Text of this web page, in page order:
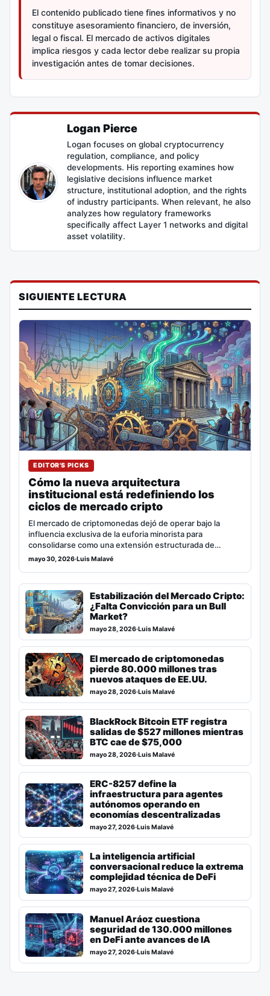
El contenido publicado tiene fines informativos y no
constituye asesoramiento financiero, de inversión,
legal o fiscal. El mercado de activos digitales
implica riesgos y cada lector debe realizar su propia
investigación antes de tomar decisiones.
Logan Pierce
Logan focuses on global cryptocurrency
regulation, compliance, and policy
developments. His reporting examines how
legislative decisions influence market
structure, institutional adoption, and the rights
of industry participants. When relevant, he also
analyzes how regulatory frameworks
specifically affect Layer 1 networks and digital
asset volatility.
SIGUIENTE LECTURA
EDITOR'S PICKS
Cómo la nueva arquitectura
institucional está redefiniendo los
ciclos de mercado cripto
El mercado de criptomonedas dejó de operar bajo la
influencia exclusiva de la euforia minorista para
consolidarse como una extensión estructurada de…
mayo 30, 2026·Luis Malavé
Estabilización del Mercado Cripto:
¿Falta Convicción para un Bull
Market?
mayo 28, 2026·Luis Malavé
El mercado de criptomonedas
pierde 80.000 millones tras
nuevos ataques de EE.UU.
mayo 28, 2026·Luis Malavé
BlackRock Bitcoin ETF registra
salidas de $527 millones mientras
BTC cae de $75,000
mayo 28, 2026·Luis Malavé
ERC-8257 define la
infraestructura para agentes
autónomos operando en
economías descentralizadas
mayo 27, 2026·Luis Malavé
La inteligencia artificial
conversacional reduce la extrema
complejidad técnica de DeFi
mayo 27, 2026·Luis Malavé
Manuel Aráoz cuestiona
seguridad de 130.000 millones
en DeFi ante avances de IA
mayo 27, 2026·Luis Malavé